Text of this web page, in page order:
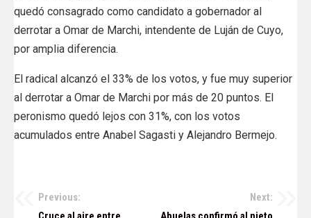
quedó consagrado como candidato a gobernador al
derrotar a Omar de Marchi, intendente de Luján de Cuyo,
por amplia diferencia.
El radical alcanzó el 33% de los votos, y fue muy superior
al derrotar a Omar de Marchi por más de 20 puntos. El
peronismo quedó lejos con 31%, con los votos
acumulados entre Anabel Sagasti y Alejandro Bermejo.
Navegación
Previous:
Next: